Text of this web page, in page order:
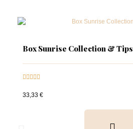
Box Sunrise Collection & Tips

33,33 €